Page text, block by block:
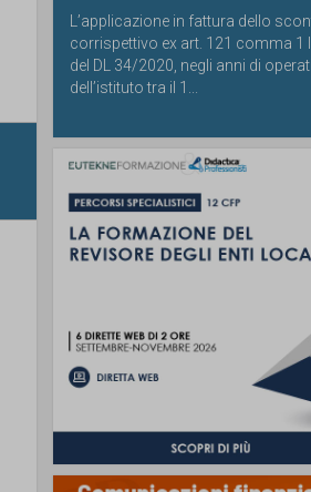
L’applicazione in fattura dello
corrispettivo ex art. 121 comma 1
del DL 34/2020, negli anni di
dell’istituto tra il 1...